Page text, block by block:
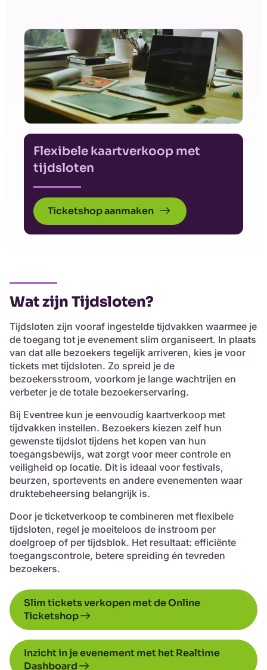
Flexibele kaartverkoop met
tijdsloten
Ticketshop aanmaken
Wat zijn Tijdsloten?
Tijdsloten zijn vooraf ingestelde tijdvakken waarmee je
de toegang tot je evenement slim organiseert. In plaats
van dat alle bezoekers tegelijk arriveren, kies je voor
tickets met tijdsloten. Zo spreid je de
bezoekersstroom, voorkom je lange wachtrijen en
verbeter je de totale bezoekerservaring.
Bij Eventree kun je eenvoudig kaartverkoop met
tijdvakken instellen. Bezoekers kiezen zelf hun
gewenste tijdslot tijdens het kopen van hun
toegangsbewijs, wat zorgt voor meer controle en
veiligheid op locatie. Dit is ideaal voor festivals,
beurzen, sportevents en andere evenementen waar
druktebeheersing belangrijk is.
Door je ticketverkoop te combineren met flexibele
tijdsloten, regel je moeiteloos de instroom per
doelgroep of per tijdsblok. Het resultaat: efficiënte
toegangscontrole, betere spreiding én tevreden
bezoekers.
Slim tickets verkopen met de Online
Ticketshop
Inzicht in je evenement met het Realtime
Dashboard